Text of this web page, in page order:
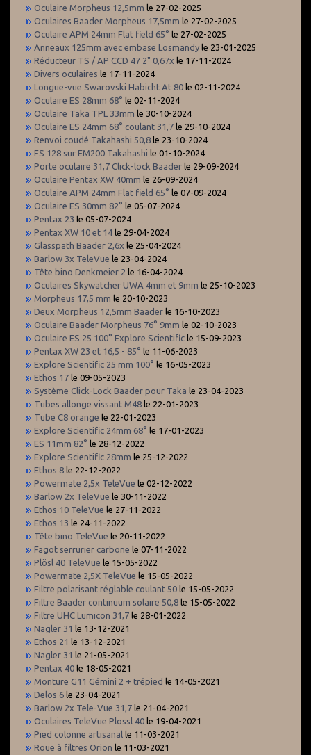
Oculaire Morpheus 12,5mm le 27-02-2025
Oculaires Baader Morpheus 17,5mm le 27-02-2025
Oculaire APM 24mm Flat field 65° le 27-02-2025
Anneaux 125mm avec embase Losmandy le 23-01-2025
Réducteur TS / AP CCD 47 2" 0,67x le 17-11-2024
Divers oculaires le 17-11-2024
Longue-vue Swarovski Habicht At 80 le 02-11-2024
Oculaire ES 28mm 68° le 02-11-2024
Oculaire Taka TPL 33mm le 30-10-2024
Oculaire ES 24mm 68° coulant 31,7 le 29-10-2024
Renvoi coudé Takahashi 50,8 le 23-10-2024
FS 128 sur EM200 Takahashi le 01-10-2024
Porte oculaire 31,7 Click-lock Baader le 29-09-2024
Oculaire Pentax XW 40mm le 26-09-2024
Oculaire APM 24mm Flat field 65° le 07-09-2024
Oculaire ES 30mm 82° le 05-07-2024
Pentax 23 le 05-07-2024
Pentax XW 10 et 14 le 29-04-2024
Glasspath Baader 2,6x le 25-04-2024
Barlow 3x TeleVue le 23-04-2024
Tête bino Denkmeier 2 le 16-04-2024
Oculaires Skywatcher UWA 4mm et 9mm le 25-10-2023
Morpheus 17,5 mm le 20-10-2023
Deux Morpheus 12,5mm Baader le 16-10-2023
Oculaire Baader Morpheus 76° 9mm le 02-10-2023
Oculaire ES 25 100° Explore Scientific le 15-09-2023
Pentax XW 23 et 16,5 - 85° le 11-06-2023
Explore Scientific 25 mm 100° le 16-05-2023
Ethos 17 le 09-05-2023
Système Click-Lock Baader pour Taka le 23-04-2023
Tubes allonge vissant M48 le 22-01-2023
Tube C8 orange le 22-01-2023
Explore Scientific 24mm 68° le 17-01-2023
ES 11mm 82° le 28-12-2022
Explore Scientific 28mm le 25-12-2022
Ethos 8 le 22-12-2022
Powermate 2,5x TeleVue le 02-12-2022
Barlow 2x TeleVue le 30-11-2022
Ethos 10 TeleVue le 27-11-2022
Ethos 13 le 24-11-2022
Tête bino TeleVue le 20-11-2022
Fagot serrurier carbone le 07-11-2022
Plösl 40 TeleVue le 15-05-2022
Powermate 2,5X TeleVue le 15-05-2022
Filtre polarisant réglable coulant 50 le 15-05-2022
Filtre Baader continuum solaire 50,8 le 15-05-2022
Filtre UHC Lumicon 31,7 le 28-01-2022
Nagler 31 le 13-12-2021
Ethos 21 le 13-12-2021
Nagler 31 le 21-05-2021
Pentax 40 le 18-05-2021
Monture G11 Gémini 2 + trépied le 14-05-2021
Delos 6 le 23-04-2021
Barlow 2x Tele-Vue 31,7 le 21-04-2021
Oculaires TeleVue Plossl 40 le 19-04-2021
Pied colonne artisanal le 11-03-2021
Roue à filtres Orion le 11-03-2021